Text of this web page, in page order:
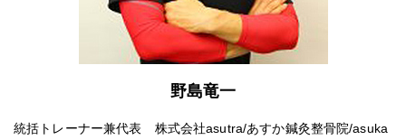
野島竜一
統括トレーナー兼代表 株式会社asutra/あすか鍼灸整骨院/asuka